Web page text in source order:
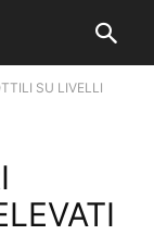
SU LIVELLI